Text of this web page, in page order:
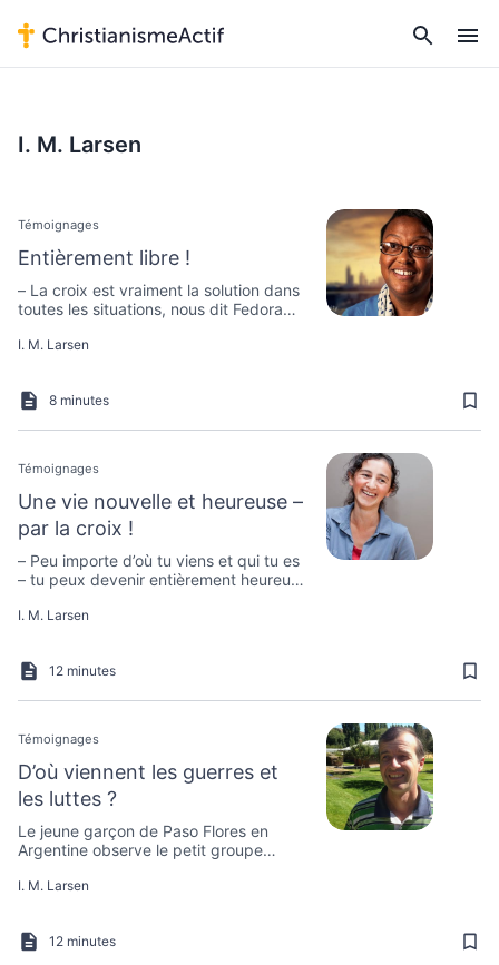
I. M. Larsen
Témoignages
Entièrement libre !
– La croix est vraiment la solution dans
toutes les situations, nous dit Fedora
Detroit aux États-Unis, souffrait elle-
39 ans peut nous raconter comment la
I. M. Larsen
8 minutes
Témoignages
Une vie nouvelle et heureuse –
par la croix !
– Peu importe d’où tu viens et qui tu es
– tu peux devenir entièrement heureux,
Elle a elle-même expérimenté ce dont
I. M. Larsen
12 minutes
Témoignages
D’où viennent les guerres et
les luttes ?
Le jeune garçon de Paso Flores en
Argentine observe le petit groupe
abaisse fortement la moyenne d’âge
I. M. Larsen
12 minutes